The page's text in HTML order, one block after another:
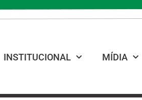
INSTITUCIONAL MÍDIA